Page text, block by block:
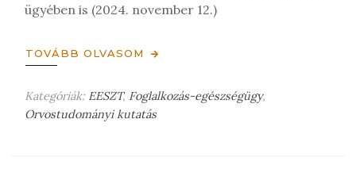
ügyében is (2024. november 12.)
TOVÁBB OLVASOM
Kategóriák: EESZT, Foglalkozás-egészségügy,
Orvostudományi kutatás